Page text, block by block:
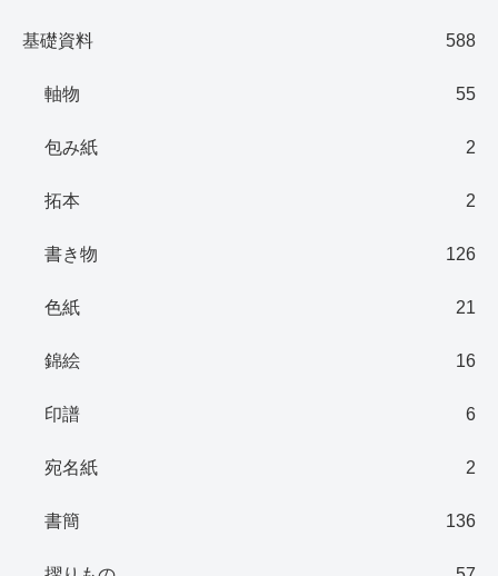
基礎資料 588
軸物 55
包み紙 2
拓本 2
書き物 126
色紙 21
錦絵 16
印譜 6
宛名紙 2
書簡 136